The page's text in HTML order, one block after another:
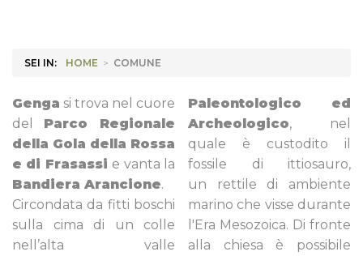
SEI IN: HOME > COMUNE
Genga si trova nel cuore
del Parco Regionale
della Gola della Rossa
e di Frasassi e vanta la
Bandiera Arancione.
Circondata da fitti boschi
sulla cima di un colle
nell’alta valle
Paleontologico ed
Archeologico, nel
quale è custodito il
fossile di ittiosauro,
un rettile di ambiente
marino che visse durante
l'Era Mesozoica. Di fronte
alla chiesa è possibile